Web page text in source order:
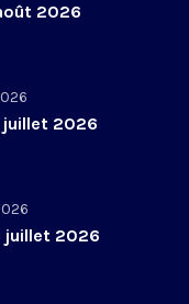
2026
juillet 2026
juillet 2026